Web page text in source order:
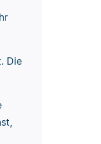
Die